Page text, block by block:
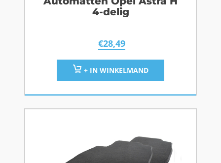
4-delig
€28,49
+ IN WINKELMAND